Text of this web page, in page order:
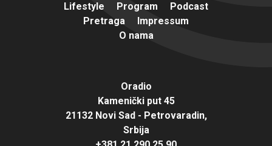
Lifestyle
Program
Podcast
Pretraga
Impressum
O nama
Oradio
Kamenički put 45
21132 Novi Sad - Petrovaradin,
Srbija